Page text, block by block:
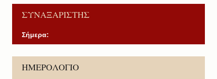
ΣΥΝΑΞΑΡΙΣΤΗΣ
Σήμερα:
ΗΜΕΡΟΛΟΓΙΟ
P
r
P
r
N
e
N
e